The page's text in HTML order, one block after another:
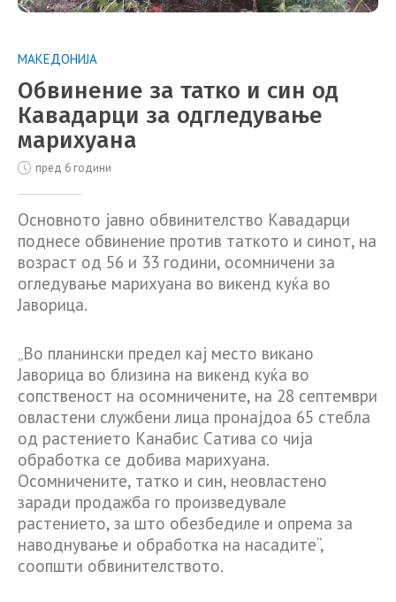
МАКЕДОНИЈА
Обвинение за татко и син од
Кавадарци за одгледување
марихуана
пред 6 години
Основното јавно обвинителство Кавадарци
поднесе обвинение против таткото и синот, на
возраст од 56 и 33 години, осомничени за
огледување марихуана во викенд куќа во
Јаворица.
„Во планински предел кај место викано
Јаворица во близина на викенд куќа во
сопственост на осомничените, на 28 септември
овластени службени лица пронајдоа 65 стебла
од растението Канабис Сатива со чија
обработка се добива марихуана.
Осомничените, татко и син, неовластено
заради продажба го произведувале
растението, за што обезбедиле и опрема за
наводнување и обработка на насадите“,
соопшти обвинителството.